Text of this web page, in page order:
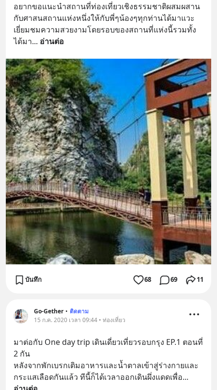
อยากขอแนะนำสถานที่ท่องเที่ยวเชิงธรรมชาติผสมผสาน
กับศาสนสถานแห่งหนึ่งให้กับพี่ๆน้องๆทุกท่านได้มาแวะ
เยี่ยมชมความสวยงามโดยรอบของสถานที่แห่งนี้รวมทั้ง
ได้มา... อ่านต่อ
บันทึก 68 69 11
Go-Gether • ติดตาม
15 ก.ค. 2020 เวลา 09:44 • ท่องเที่ยว
มาต่อกับ One day trip เดินเดี่ยวเที่ยวรอบกรุง EP.1 ตอนที่
2 กัน
หลังจากพักเบรกเติมอาหารและน้ำตาลเข้าสู่ร่างกายและ
กระแสเลือดกันแล้ว ทีนี้ก็ได้เวลาออกเดินผึ่งแดดเพื่อ